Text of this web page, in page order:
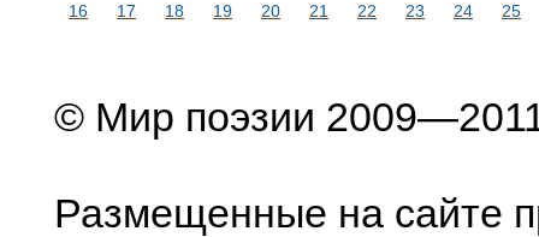
16
17 18 19 20 21 22 23 24 25
© Мир поэзии
Размещенные на сайте